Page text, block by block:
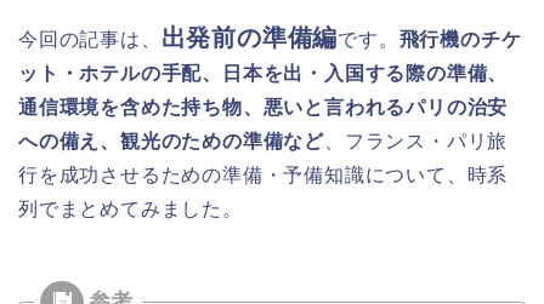
今回の記事は、 出発前の準備編です。 飛行機のチケ
ット・ホテルの手配、日本を出・入国する際の準備、
通信環境を含めた持ち物、悪いと言われるパリの治安
への備え、観光のための準備など 、フランス・パリ旅
行を成功させるための準備・予備知識について、時系
列でまとめてみました。